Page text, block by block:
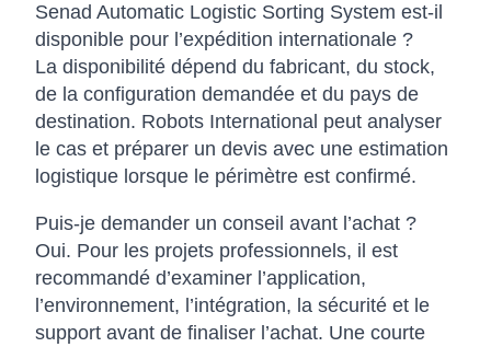
Senad Automatic Logistic Sorting System est-il
disponible pour l’expédition internationale ?
La disponibilité dépend du fabricant, du stock,
de la configuration demandée et du pays de
destination. Robots International peut analyser
le cas et préparer un devis avec une estimation
logistique lorsque le périmètre est confirmé.
Puis-je demander un conseil avant l’achat ?
Oui. Pour les projets professionnels, il est
recommandé d’examiner l’application,
l’environnement, l’intégration, la sécurité et le
support avant de finaliser l’achat. Une courte